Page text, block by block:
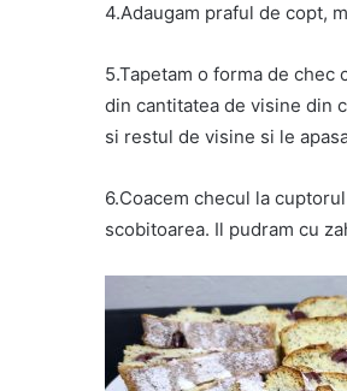
4.Adaugam praful de copt,
5.Tapetam o forma de
din cantitatea de visine din
si restul de visine si le
6.Coacem checul la
scobitoarea. Il pudram cu